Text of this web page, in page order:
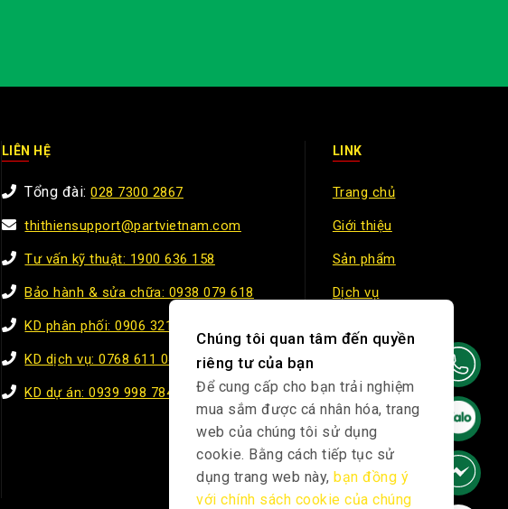
LIÊN HỆ
Tổng đài:028 7300 2867
thithiensupport@partvietnam.com
Tư vấn kỹ thuật: 1900 636 158
Bảo hành & sửa chữa: 0938 079 618
KD phân phối: 0906 321 499
KD dịch vụ: 0768 611 047
KD dự án: 0939 998 784
LINK
Trang chủ
Giới thiệu
Sản phẩm
Dịch vụ
Chúng tôi quan tâm đến quyền
riêng tư của bạn
Để cung cấp cho bạn trải nghiệm
mua sắm được cá nhân hóa, trang
web của chúng tôi sử dụng
cookie. Bằng cách tiếp tục sử
dụng trang web này, bạn đồng ý
với chính sách cookie của chúng